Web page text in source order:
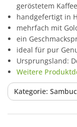
geröstetem Kaffee
handgefertigt in
mehrfach mit
ein
ideal für pur
Ursprungsland:
Weitere
Kategorie: